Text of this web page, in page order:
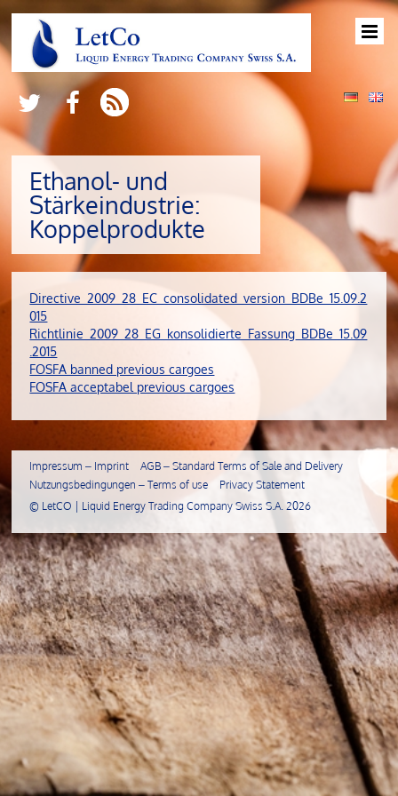
Ethanol- und
Stärkeindustrie:
Koppelprodukte
Directive_2009_28_EC_consolidated_version_BDBe_15.09.2
015
Richtlinie_2009_28_EG_konsolidierte_Fassung_BDBe_15.09
.2015
FOSFA banned previous cargoes
FOSFA acceptabel previous cargoes
Impressum – Imprint
AGB – Standard Terms of Sale and Delivery
Nutzungsbedingungen – Terms of use
Privacy Statement
© LetCO | Liquid Energy Trading Company Swiss S.A. 2026